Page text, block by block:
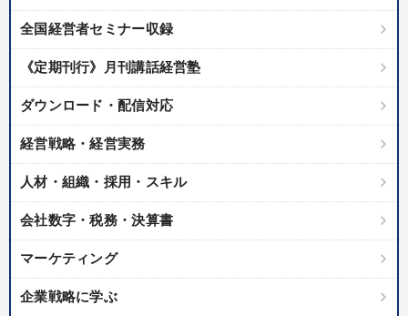
若手異才経営者の発想 専門家のアドバイス
リーダーの器量を学ぶ
テーマ
最新トレンドと時代の潮流を押さえる
集２タイトル
業種
全国経営者セミナー収録
《定期刊行》月刊講話経営塾
ダウンロード・配信対応
経営戦略・経営実務
人材・組織・採用・スキル
会社数字・税務・決算書
マーケティング
企業戦略に学ぶ